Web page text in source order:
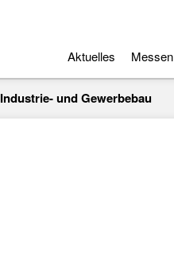
Aktuelles Messen
Industrie- und Gewerbebau